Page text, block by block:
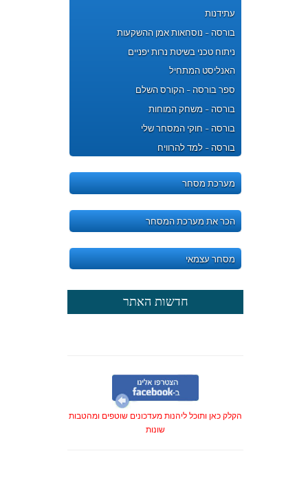
עתידנות
בורסה - נוסחאות אמן ההשקעות
ניתוח טכני בשיטת נרות יפניים
האנליסט המתחיל
ספר בורסה - הקורס השלם
בורסה - משחק המוחות
בורסה - חוקי המסחר שלי
בורסה - למד להרוויח
מערכת מסחר
הכר את מערכת המסחר
מסחר עצמאי
חדשות האתר
הקלק כאן ותוכל ליהנות מעדכונים שוטפים ומהטבות
שונות